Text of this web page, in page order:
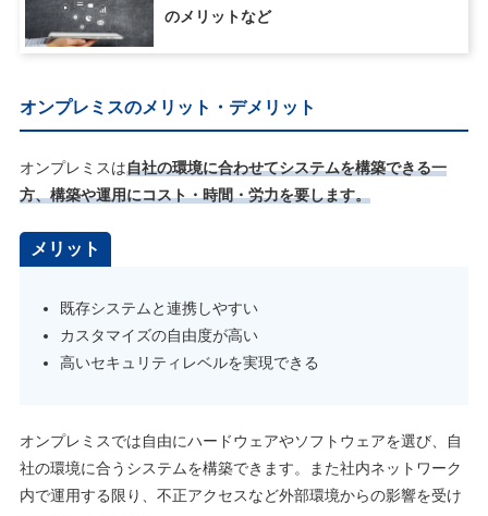
のメリットなど
オンプレミスのメリット・デメリット
オンプレミスは自社の環境に合わせてシステムを構築できる一
方、構築や運用にコスト・時間・労力を要します。
メリット
既存システムと連携しやすい
カスタマイズの自由度が高い
高いセキュリティレベルを実現できる
オンプレミスでは自由にハードウェアやソフトウェアを選び、自
社の環境に合うシステムを構築できます。また社内ネットワーク
内で運用する限り、不正アクセスなど外部環境からの影響を受け